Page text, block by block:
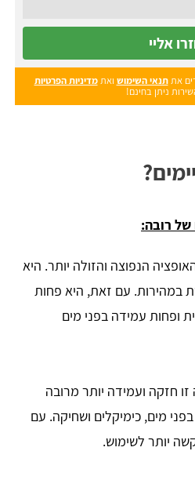
אליי
אתתנאי השימוש ואתמדיניות הפרטיות
ניתן בחינם!
של רובה:
הנפוצה והזולה יותר. היא
במהירות. עם זאת, היא פחות
ופחות עמידה בפני מים
זו חזקה ועמידה יותר מרובה
מים, כימיקלים ושחיקה. עם
יותר לשימוש.